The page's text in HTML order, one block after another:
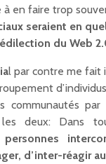
à en faire trop
seraient en
du Web
l par contre me fait
communautés
les deux: Dans
d’inter-réagir